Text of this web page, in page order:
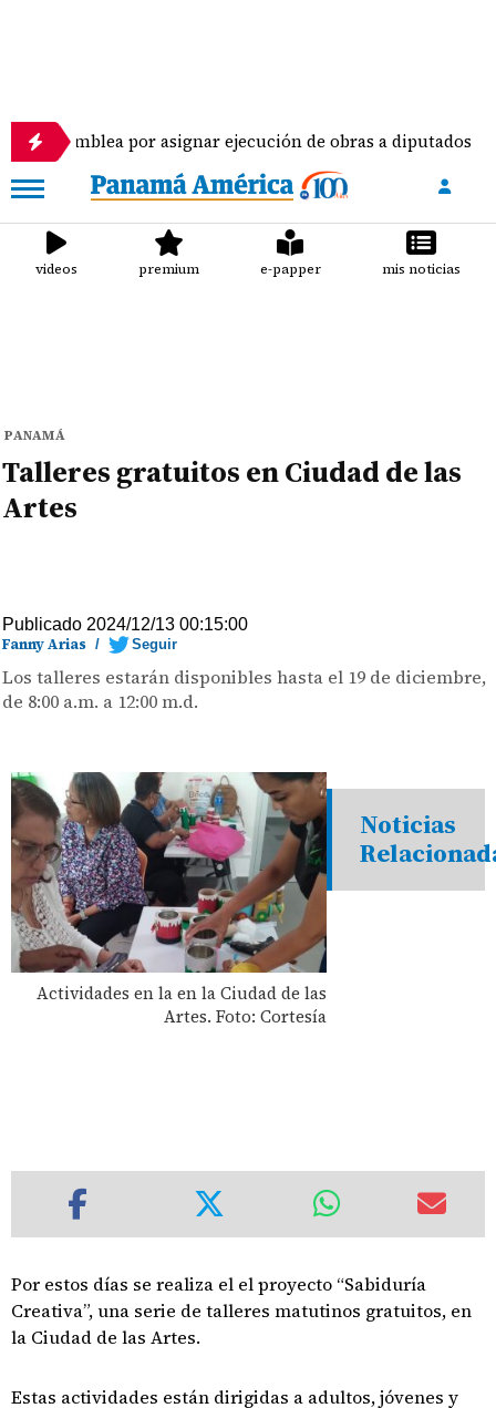
por asignar ejecución de obras a diputados
videos premium e-papper mis noticias
PANAMÁ
Talleres gratuitos en Ciudad de las
Artes
Publicado 2024/12/13 00:15:00
Fanny Arias / Seguir
Los talleres estarán disponibles hasta el 19 de diciembre,
de 8:00 a.m. a 12:00 m.d.
Actividades en la en la Ciudad de las
Artes. Foto: Cortesía
Noticias
Por estos días se realiza el el proyecto “Sabiduría
Creativa”, una serie de talleres matutinos gratuitos, en
la Ciudad de las Artes.
Estas actividades están dirigidas a adultos, jóvenes y